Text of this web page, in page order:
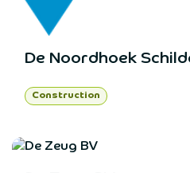
De Noordhoek
Construction